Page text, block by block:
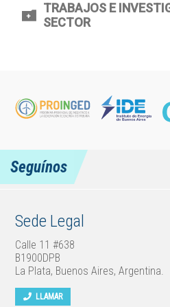
TRABAJOS E
SECTOR
Sede Legal
Calle 11 #638
B1900DPB
La Plata, Buenos Aires, Argentina.
LLAMAR
Seguínos